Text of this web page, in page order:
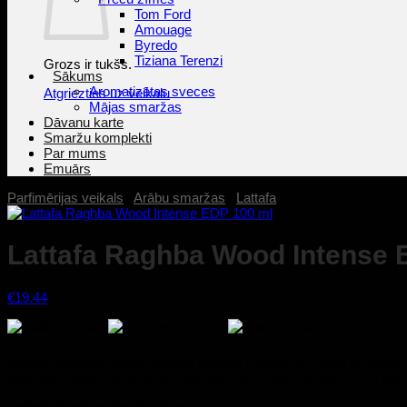
Grozs ir tukšs.
Atgriezties uz veikalu
Tom Ford
Amouage
Byredo
Tiziana Terenzi
Sākums
Aromatizētas sveces
Mājas smaržas
Dāvanu karte
Smaržu komplekti
Par mums
Emuārs
Parfimērijas veikals
Arābu smaržas Lattafa
Lattafa Raghba Wood Intense
€19.44